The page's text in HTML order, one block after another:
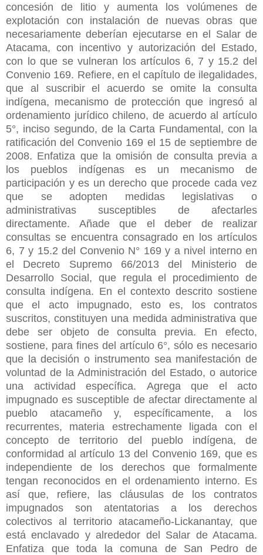
concesión de litio y aumenta los volúmenes de
explotación con instalación de nuevas obras que
necesariamente deberían ejecutarse en el Salar de
Atacama, con incentivo y autorización del Estado,
con lo que se vulneran los artículos 6, 7 y 15.2 del
Convenio 169. Refiere, en el capítulo de ilegalidades,
que al suscribir el acuerdo se omite la consulta
indígena, mecanismo de protección que ingresó al
ordenamiento jurídico chileno, de acuerdo al artículo
5°, inciso segundo, de la Carta Fundamental, con la
ratificación del Convenio 169 el 15 de septiembre de
2008. Enfatiza que la omisión de consulta previa a
los pueblos indígenas es un mecanismo de
participación y es un derecho que procede cada vez
que se adopten medidas legislativas o
administrativas susceptibles de afectarles
directamente. Añade que el deber de realizar
consultas se encuentra consagrado en los artículos
6, 7 y 15.2 del Convenio N° 169 y a nivel interno en
el Decreto Supremo 66/2013 del Ministerio de
Desarrollo Social, que regula el procedimiento de
consulta indígena. En el contexto descrito sostiene
que el acto impugnado, esto es, los contratos
suscritos, constituyen una medida administrativa que
debe ser objeto de consulta previa. En efecto,
sostiene, para fines del artículo 6°, sólo es necesario
que la decisión o instrumento sea manifestación de
voluntad de la Administración del Estado, o autorice
una actividad específica. Agrega que el acto
impugnado es susceptible de afectar directamente al
pueblo atacameño y, específicamente, a los
recurrentes, materia estrechamente ligada con el
concepto de territorio del pueblo indígena, de
conformidad al artículo 13 del Convenio 169, que es
independiente de los derechos que formalmente
tengan reconocidos en el ordenamiento interno. Es
así que, refiere, las cláusulas de los contratos
impugnados son atentatorias a los derechos
colectivos al territorio atacameño-Lickanantay, que
está enclavado y alrededor del Salar de Atacama.
Enfatiza que toda la comuna de San Pedro de